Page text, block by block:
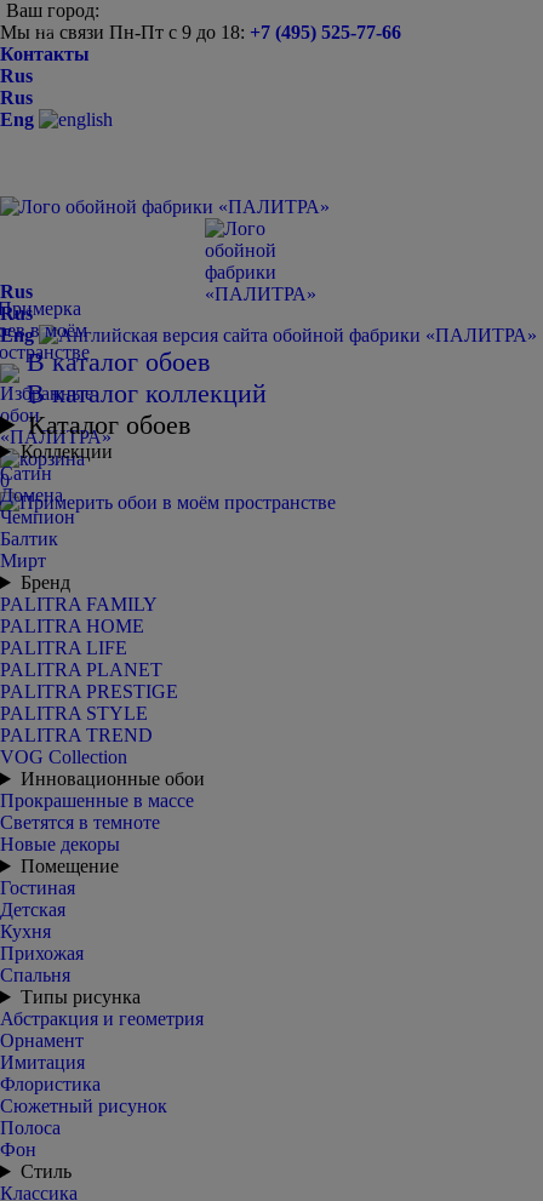
Ваш город:
Мы на связи Пн-Пт с 9 до 18: +7 (495) 525-77-66
Контакты
Rus
Rus
Eng
0
Rus
Rus
Eng
В каталог обоев
В каталог коллекций
Каталог обоев
Коллекции
Сатин
Домена
Чемпион
Балтик
Мирт
Бренд
PALITRA FAMILY
PALITRA HOME
PALITRA LIFE
PALITRA PLANET
PALITRA PRESTIGE
PALITRA STYLE
PALITRA TREND
VOG Collection
Инновационные обои
Прокрашенные в массе
Светятся в темноте
Новые декоры
Помещение
Гостиная
Детская
Кухня
Прихожая
Спальня
Типы рисунка
Абстракция и геометрия
Орнамент
Имитация
Флористика
Сюжетный рисунок
Полоса
Фон
Стиль
Классика
-